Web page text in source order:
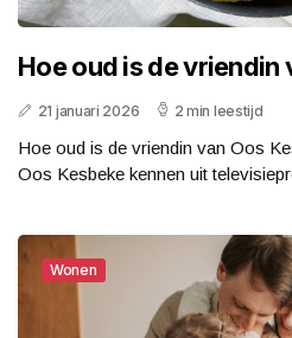
Hoe oud is de vriendin
21 januari 2026 2 min leestijd
Hoe oud is de vriendin van Oos
Oos Kesbeke kennen uit
Wonen